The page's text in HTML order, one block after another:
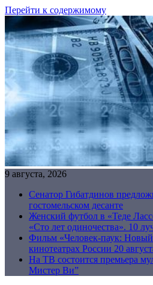
Перейти к содержимому
9 августа, 2026
Сенатор Гибатдинов
гостомельском десанте
Женский футбол в «Теде
«Сто лет одиночества». 10
Фильм «Человек-паук:
кинотеатрах России 20
На ТВ состоится премьера
Мистер Ви”